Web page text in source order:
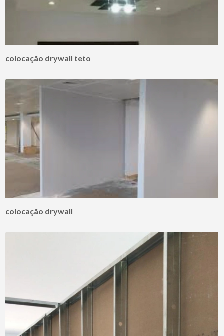
colocação drywall teto
colocação drywall